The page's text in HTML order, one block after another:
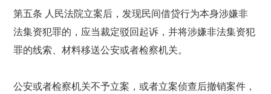
第五条 人民法院立案后，发现民间借贷行为本身涉嫌非
法集资犯罪的，应当裁定驳回起诉，并将涉嫌非法集资犯
罪的线索、材料移送公安或者检察机关。
公安或者检察机关不予立案，或者立案侦查后撤销案件，